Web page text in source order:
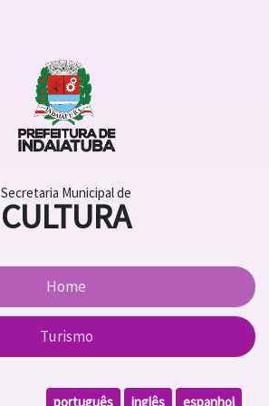
Secretaria Municipal de
CULTURA
Home
Turismo
português inglês espanhol